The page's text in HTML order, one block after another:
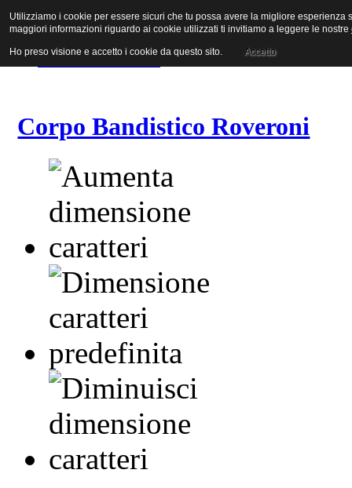
Vai al contenuto
Vai alla navigazione principale
Vai alla prima colonna
Corpo Bandistico Roveroni
Utilizziamo i cookie per essere sicuri che tu possa avere la migliore
maggiori informazioni riguardo ai cookie utilizzati ti invitiamo a leggere le nostre
Ho preso visione e accetto i cookie da questo sito. Accetto